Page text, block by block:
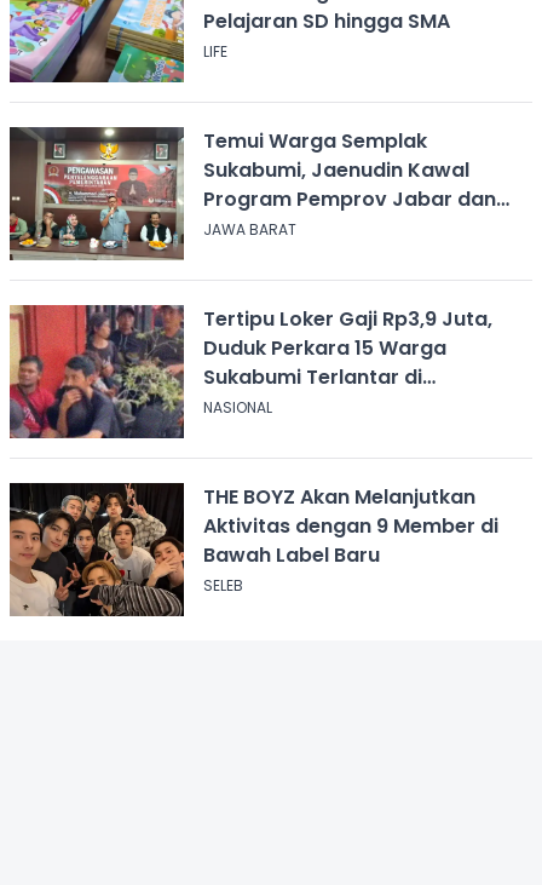
Pelajaran SD hingga SMA
LIFE
Temui Warga Semplak
Sukabumi, Jaenudin Kawal
Program Pemprov Jabar dan
Serap Aspirasi
JAWA BARAT
Tertipu Loker Gaji Rp3,9 Juta,
Duduk Perkara 15 Warga
Sukabumi Terlantar di
Kalimantan
NASIONAL
THE BOYZ Akan Melanjutkan
Aktivitas dengan 9 Member di
Bawah Label Baru
SELEB